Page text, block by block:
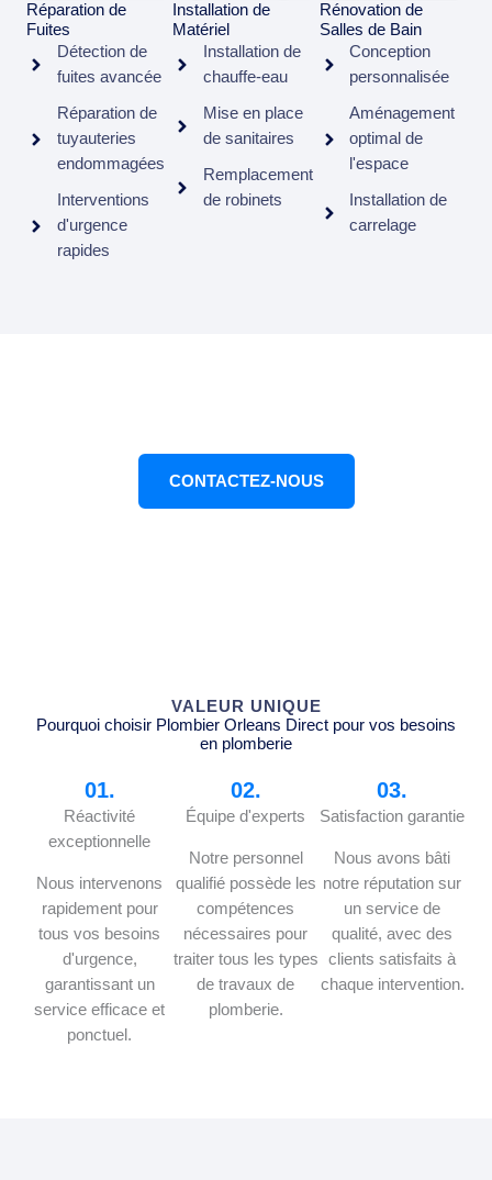
Réparation de
Fuites
Détection de
fuites avancée
Réparation de
tuyauteries
endommagées
Interventions
d'urgence
rapides
Installation de
Matériel
Installation de
chauffe-eau
Mise en place
de sanitaires
Remplacement
de robinets
Rénovation de
Salles de Bain
Conception
personnalisée
Aménagement
optimal de
l'espace
Installation de
carrelage
CONTACTEZ-NOUS
VALEUR UNIQUE
Pourquoi choisir Plombier Orleans Direct pour vos besoins
en plomberie
01.
Réactivité
exceptionnelle
Nous intervenons
rapidement pour
tous vos besoins
d'urgence,
garantissant un
service efficace et
ponctuel.
02.
Équipe d'experts
Notre personnel
qualifié possède les
compétences
nécessaires pour
traiter tous les types
de travaux de
plomberie.
03.
Satisfaction garantie
Nous avons bâti
notre réputation sur
un service de
qualité, avec des
clients satisfaits à
chaque intervention.